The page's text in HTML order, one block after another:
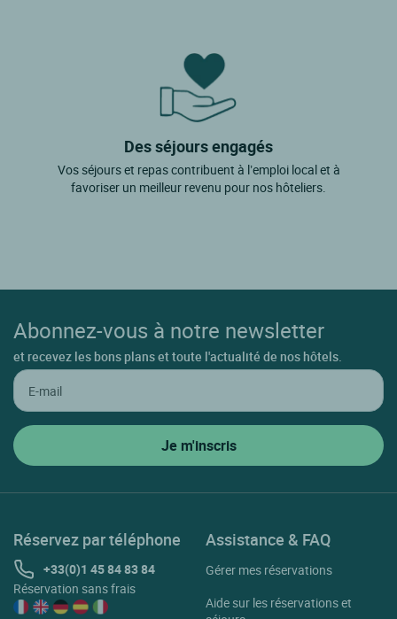
Des séjours engagés
Vos séjours et repas contribuent à l’emploi local et à
favoriser un meilleur revenu pour nos hôteliers.
Abonnez-vous à notre newsletter
et recevez les bons plans et toute l'actualité de nos hôtels.
Réservez par téléphone
+33(0)1 45 84 83 84
Réservation sans frais
Assistance & FAQ
Gérer mes réservations
Aide sur les réservations et